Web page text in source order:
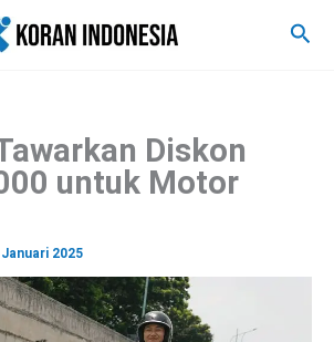
Cari
Diskon
untuk Motor
Januari 2025